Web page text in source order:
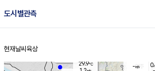
도시별관측
홈
현재날씨 육상
양주
-m/s
29.9℃